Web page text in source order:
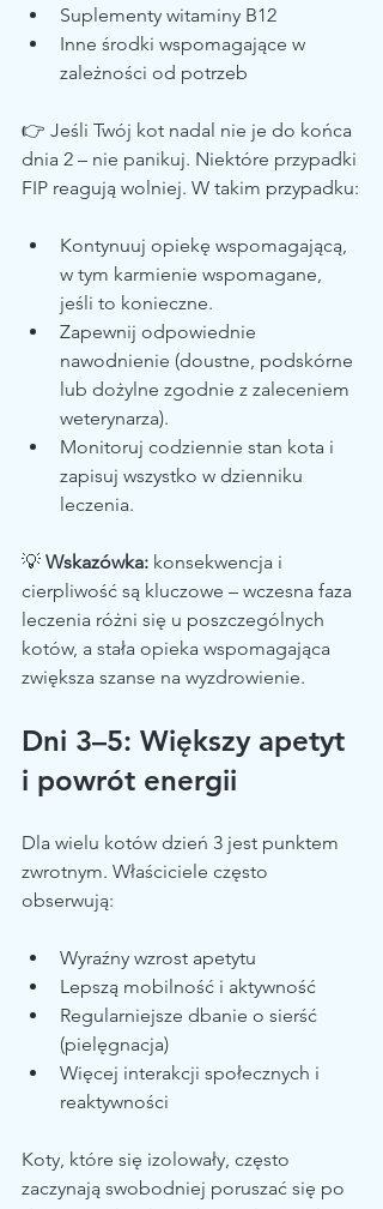
Suplementy witaminy B12
Inne środki wspomagające w
zależności od potrzeb
👉 Jeśli Twój kot nadal nie je do końca
dnia 2 – nie panikuj. Niektóre przypadki
FIP reagują wolniej. W takim przypadku:
Kontynuuj opiekę wspomagającą,
w tym karmienie wspomagane,
jeśli to konieczne.
Zapewnij odpowiednie
nawodnienie (doustne, podskórne
lub dożylne zgodnie z zaleceniem
weterynarza).
Monitoruj codziennie stan kota i
zapisuj wszystko w dzienniku
leczenia.
💡 Wskazówka: konsekwencja i
cierpliwość są kluczowe – wczesna faza
leczenia różni się u poszczególnych
kotów, a stała opieka wspomagająca
zwiększa szanse na wyzdrowienie.
Dni 3–5: Większy apetyt
i powrót energii
Dla wielu kotów dzień 3 jest punktem
zwrotnym. Właściciele często
obserwują:
Wyraźny wzrost apetytu
Lepszą mobilność i aktywność
Regularniejsze dbanie o sierść
(pielęgnacja)
Więcej interakcji społecznych i
reaktywności
Koty, które się izolowały, często
zaczynają swobodniej poruszać się po